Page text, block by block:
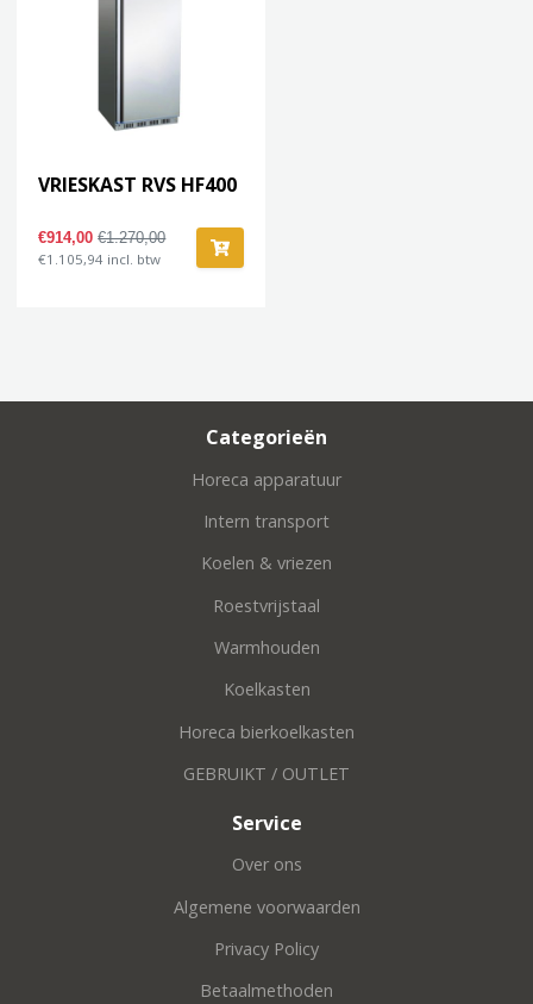
VRIESKAST RVS HF400
€914,00€1.270,00
€1.105,94 incl. btw
Categorieën
Horeca apparatuur
Intern transport
Koelen & vriezen
Roestvrijstaal
Warmhouden
Koelkasten
Horeca bierkoelkasten
GEBRUIKT / OUTLET
Service
Over ons
Algemene voorwaarden
Privacy Policy
Betaalmethoden